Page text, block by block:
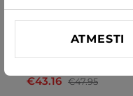
€43.16 €47.95
ATMESTI